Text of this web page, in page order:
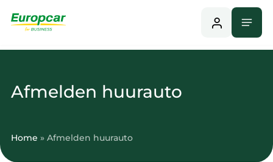
hoofdinhoud
Home
Afmelden huurauto
Home » Afmelden huurauto